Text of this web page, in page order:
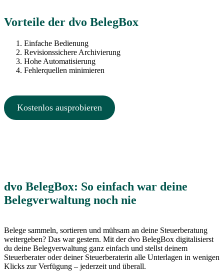
Vorteile der dvo BelegBox
Einfache Bedienung
Revisionssichere Archivierung
Hohe Automatisierung
Fehlerquellen minimieren
Kostenlos ausprobieren
dvo BelegBox: So einfach war deine
Belegverwaltung noch nie
Belege sammeln, sortieren und mühsam an deine Steuerberatung
weitergeben? Das war gestern. Mit der dvo BelegBox digitalisierst
du deine Belegverwaltung ganz einfach und stellst deinem
Steuerberater oder deiner Steuerberaterin alle Unterlagen in wenigen
Klicks zur Verfügung – jederzeit und überall.